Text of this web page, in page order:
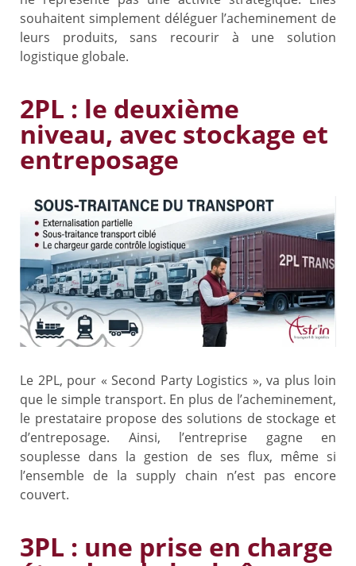
souhaitent simplement déléguer l’acheminement de
leurs produits, sans recourir à une solution
logistique globale.
2PL : le deuxième
niveau, avec stockage et
entreposage
Le 2PL, pour « Second Party Logistics », va plus loin
que le simple transport. En plus de l’acheminement,
le prestataire propose des solutions de stockage et
d’entreposage. Ainsi, l’entreprise gagne en
souplesse dans la gestion de ses flux, même si
l’ensemble de la supply chain n’est pas encore
couvert.
3PL : une prise en charge